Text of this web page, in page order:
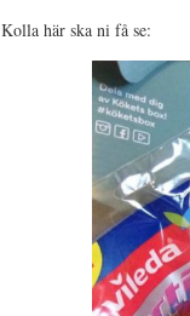
Kolla här ska ni få se: